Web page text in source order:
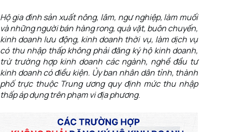
Hộ gia đình sản xuất nông, lâm, ngư nghiệp, làm muối
và những người bán hàng rong, quà vặt, buôn chuyến,
kinh doanh lưu động, kinh doanh thời vụ, làm dịch vụ
có thu nhập thấp không phải đăng ký hộ kinh doanh,
trừ trường hợp kinh doanh các ngành, nghề đầu tư
kinh doanh có điều kiện. Ủy ban nhân dân tỉnh, thành
phố trực thuộc Trung ương quy định mức thu nhập
thấp áp dụng trên phạm vi địa phương.